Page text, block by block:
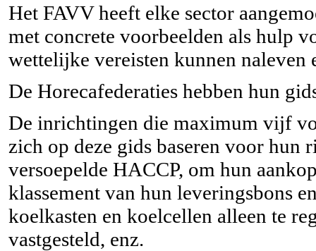
Het FAVV heeft elke sector
met concrete voorbeelden als hulp
wettelijke vereisten kunnen
De Horecafederaties hebben hun
De inrichtingen die maximum vijf
zich op deze gids baseren voor hun
versoepelde HACCP, om hun
klassement van hun leveringsbons
koelkasten en koelcellen alleen te
vastgesteld, enz.